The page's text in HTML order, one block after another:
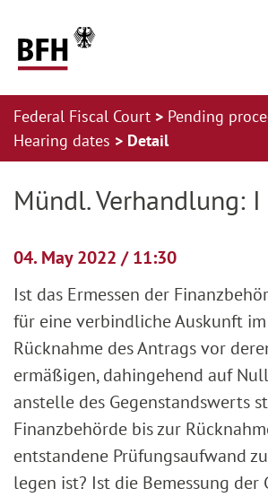
Federal Fiscal Court
Pending
Hearing dates
Detail
Mündl. Verhandlung:
04. May 2022 / 11:30
Ist das Ermessen der
für eine verbindliche Auskunft
Rücknahme des Antrags vor
ermäßigen, dahingehend auf
anstelle des Gegenstandswerts
Finanzbehörde bis zur
entstandene Prüfungsaufwand
legen ist? Ist die Bemessung der